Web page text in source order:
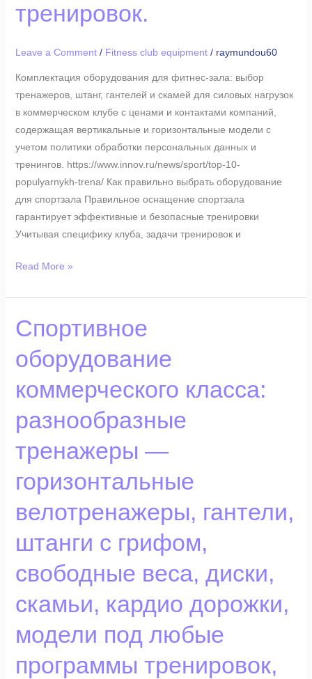
тренировок.
Leave a Comment / Fitness club equipment/ raymundou60
Комплектация оборудования для фитнес-зала: выбор
тренажеров, штанг, гантелей и скамей для силовых нагрузок
в коммерческом клубе с ценами и контактами компаний,
содержащая вертикальные и горизонтальные модели с
учетом политики обработки персональных данных и
тренингов. https://www.innov.ru/news/sport/top-10-
populyarnykh-trena/ Как правильно выбрать оборудование
для спортзала Правильное оснащение спортзала
гарантирует эффективные и безопасные тренировки
Учитывая специфику клуба, задачи тренировок и
горизонтальные
модели
политики
обработки
персональных
данных
и
индивидуальных
тренировок.
Read More »
Спортивное
оборудование
коммерческого класса:
разнообразные
тренажеры —
горизонтальные
велотренажеры, гантели,
штанги с грифом,
свободные веса, диски,
скамьи, кардио дорожки,
модели под любые
программы тренировок,
Спортивное
оборудование
коммерческого
разнообразные
—
велотренажеры,
гантели,
штанги
с
свободные
диски,
скамьи,
дорожки,
модели